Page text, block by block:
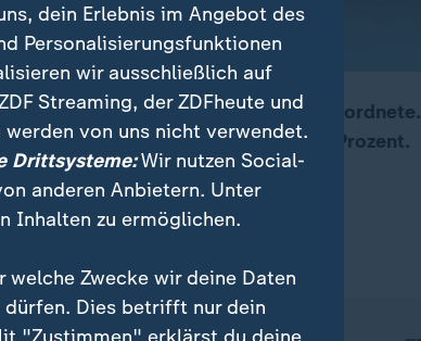
Sieben Parteien, 709 Abgeordnete.
Frauenanteil wieder. Auf nur 31 Prozent.
dein Erlebnis im Angebot des
Personalisierungsfunktionen
wir ausschließlich auf
Streaming, der ZDFheute und
von uns nicht verwendet.
Drittsysteme:Wir nutzen Social-
anderen Anbietern. Unter
Inhalten zu ermöglichen.
welche Zwecke wir deine Daten
Dies betrifft nur dein